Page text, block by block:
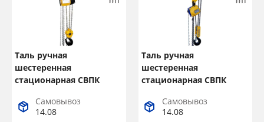
Таль ручная
шестеренная
стационарная СВПК
м
Самовывоз
14.08
Таль ручная
шестеренная
стационарная СВПК
Самовывоз
14.08